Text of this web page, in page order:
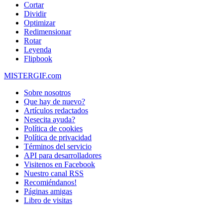
Cortar
Dividir
Optimizar
Redimensionar
Rotar
Leyenda
Flipbook
MISTERGIF.com
Sobre nosotros
Que hay de nuevo?
Artículos redactados
Nesecita ayuda?
Política de cookies
Política de privacidad
Términos del servicio
API para desarrolladores
Visitenos en Facebook
Nuestro canal RSS
Recomiéndanos!
Páginas amigas
Libro de visitas